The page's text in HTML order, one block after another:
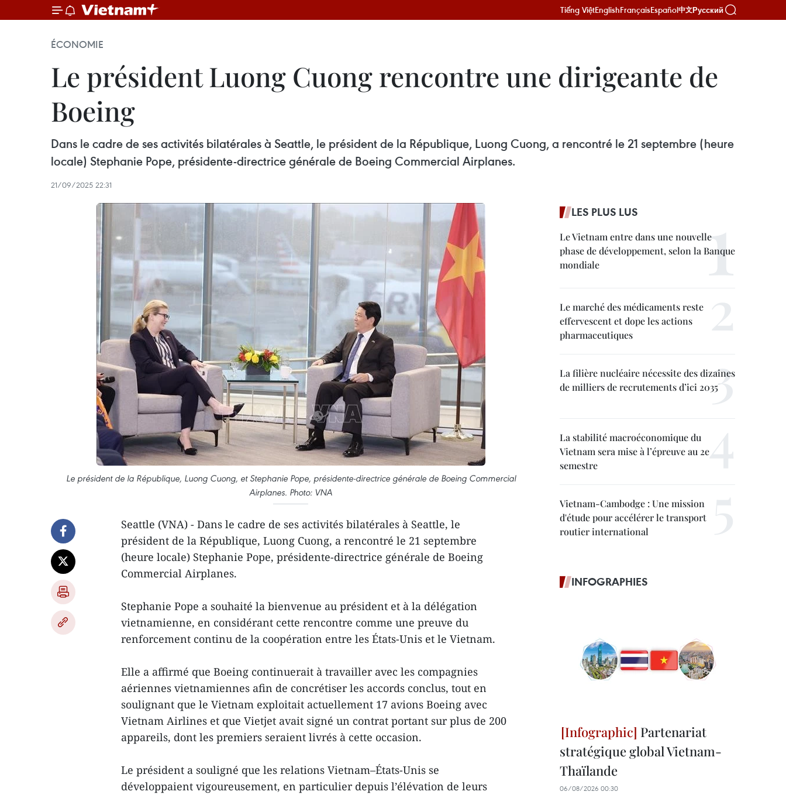
Tiếng ViệtEnglishFrançaisEspañol中文Русский
ÉCONOMIE
Le président Luong Cuong rencontre une dirigeante de
Boeing
Dans le cadre de ses activités bilatérales à Seattle, le président de la République, Luong Cuong, a rencontré le 21 septembre (heure
locale) Stephanie Pope, présidente-directrice générale de Boeing Commercial Airplanes.
21/09/2025 22:31
Le président de la République, Luong Cuong, et Stephanie Pope, présidente-directrice générale de Boeing Commercial
Airplanes. Photo: VNA
Seattle (VNA) - Dans le cadre de ses activités bilatérales à Seattle, le
président de la République, Luong Cuong, a rencontré le 21 septembre
(heure locale) Stephanie Pope, présidente-directrice générale de Boeing
Commercial Airplanes.
Stephanie Pope a souhaité la bienvenue au président et à la délégation
vietnamienne, en considérant cette rencontre comme une preuve du
renforcement continu de la coopération entre les États-Unis et le Vietnam.
Elle a affirmé que Boeing continuerait à travailler avec les compagnies
aériennes vietnamiennes afin de concrétiser les accords conclus, tout en
soulignant que le Vietnam exploitait actuellement 17 avions Boeing avec
Vietnam Airlines et que Vietjet avait signé un contrat portant sur plus de 200
appareils, dont les premiers seraient livrés à cette occasion.
Le président a souligné que les relations Vietnam–États-Unis se
développaient vigoureusement, en particulier depuis l’élévation de leurs
LES PLUS LUS
Le Vietnam entre dans une nouvelle
phase de développement, selon la Banque
mondiale
Le marché des médicaments reste
effervescent et dope les actions
pharmaceutiques
La filière nucléaire nécessite des dizaines
de milliers de recrutements d’ici 2035
La stabilité macroéconomique du
Vietnam sera mise à l’épreuve au 2e
semestre
Vietnam-Cambodge : Une mission
d'étude pour accélérer le transport
routier international
INFOGRAPHIES
Partenariat
stratégique global Vietnam-
Thaïlande
06/08/2026 00:30